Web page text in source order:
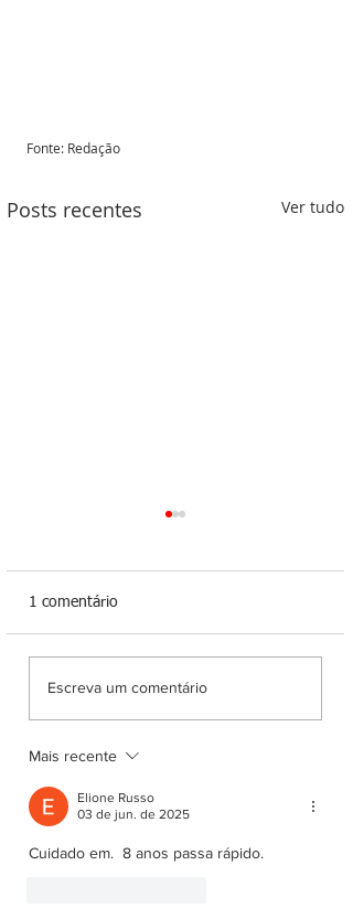
Fonte: Redação
Posts recentes Ver tudo
Cinco pessoas morrem
364, em Porto Velho
1 comentário
Escreva um comentário
Mais recente
Elione Russo
03 de jun. de 2025
Cuidado em.  8 anos passa rápido.